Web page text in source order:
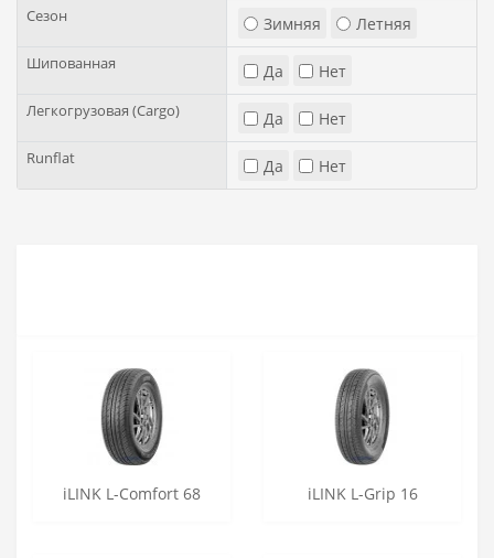
Сезон Зимняя Летняя
Шипованная Да Нет
Легкогрузовая (Cargo) Да Нет
Runflat Да Нет
iLINK L-Comfort 68 iLINK L-Grip 16